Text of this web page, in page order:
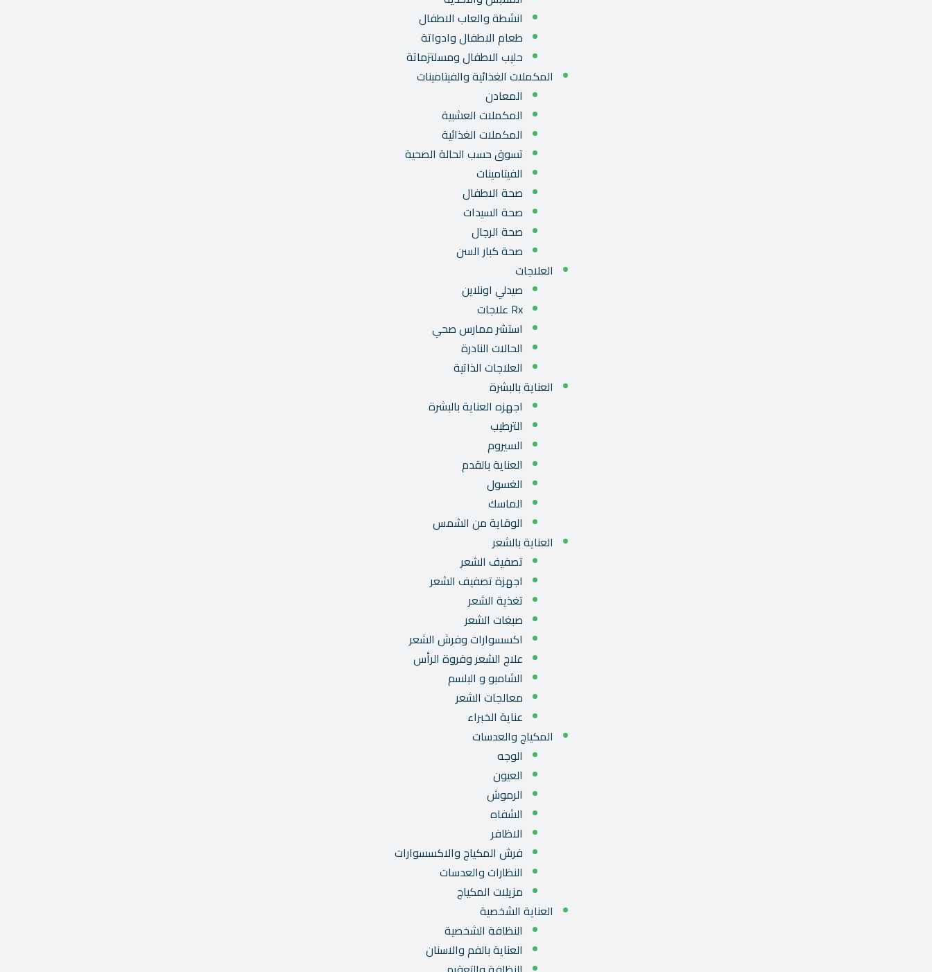
انشطة والعاب الاطفال
طعام الاطفال وادواتة
حليب الاطفال ومسلتزماتة
المكملات الغذائية والفيتامينات
المعادن
المكملات العشبية
المكملات الغذائية
تسوق حسب الحالة الصحية
الفيتامينات
صحة الاطفال
صحة السيدات
صحة الرجال
صحة كبار السن
العلاجات
صيدلي اونلاين
Rx علاجات
استشر ممارس صحي
الحالات النادرة
العلاجات الذاتية
العناية بالبشرة
اجهزه العناية بالبشرة
الترطيب
السيروم
العناية بالقدم
الغسول
الماسك
الوقاية من الشمس
العناية بالشعر
تصفيف الشعر
اجهزة تصفيف الشعر
تغذية الشعر
صبغات الشعر
اكسسوارات وفرش الشعر
علاج الشعر وفروة الرأس
الشامبو و البلسم
معالجات الشعر
عناية الخبراء
المكياج والعدسات
الوجه
العيون
الرموش
الشفاه
الاظافر
فرش المكياج والاكسسوارات
النظارات والعدسات
مزيلات المكياج
العناية الشخصية
النظافة الشخصية
العناية بالفم والاسنان